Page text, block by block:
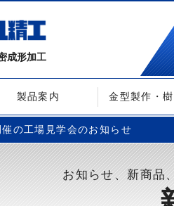
成形加工
製品案内 金型製作・
の工場見学会のお知らせ
お知らせ、新商品